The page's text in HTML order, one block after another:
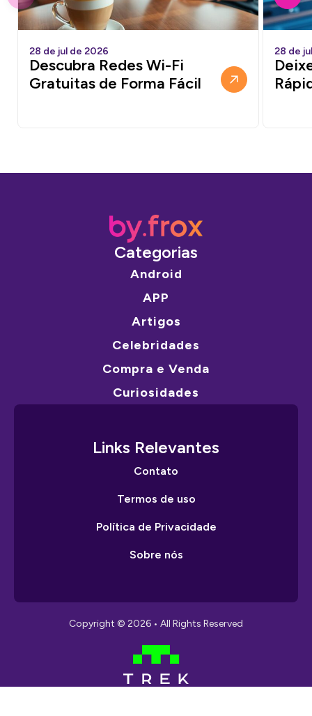
28 de jul de 2026
Descubra Redes Wi-Fi
Gratuitas de Forma Fácil
28 de
Categorias
Android
APP
Artigos
Celebridades
Compra e Venda
Curiosidades
Links Relevantes
Contato
Termos de uso
Política de Privacidade
Sobre nós
Copyright © 2026 • All Rights Reserved